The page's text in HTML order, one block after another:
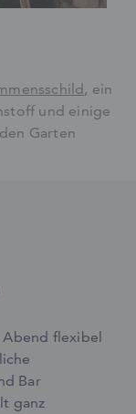
, ein
und einige
Garten
Abend flexibel
Bar
ganz